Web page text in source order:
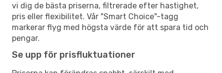
vi dig de bästa priserna, filtrerade efter hastighet,
pris eller flexibilitet. Vår "Smart Choice"-tagg
markerar flyg med högsta värde för att spara tid och
pengar.
Se upp för prisfluktuationer